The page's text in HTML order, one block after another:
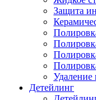
Защита
Удаление
Детейлинг